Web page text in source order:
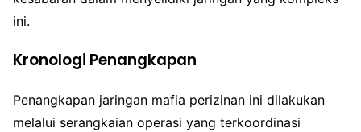
ini.
Kronologi Penangkapan
Penangkapan jaringan mafia perizinan ini dilakukan
melalui serangkaian operasi yang terkoordinasi